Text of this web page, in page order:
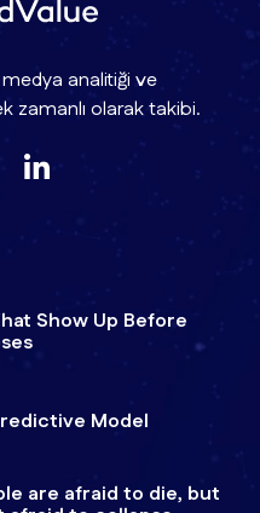
analitiği ve
zamanlı olarak takibi.
Show Up Before
Model
are afraid to die, but